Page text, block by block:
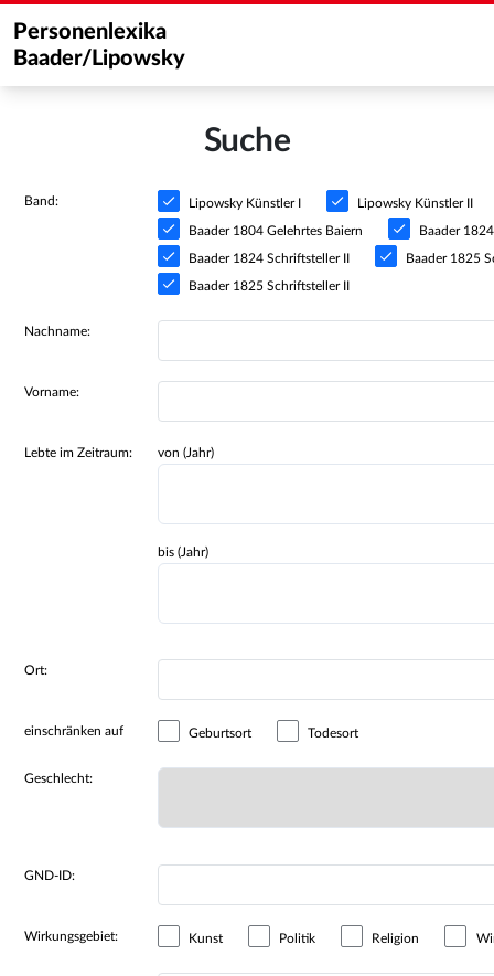
Personenlexika
Baader/Lipowsky
Suche
Band: Lipowsky Künstler I Lipowsky Künstler II
Baader 1804 Gelehrtes Baiern Baader
Baader 1824 Schriftsteller II Baader 1825
Baader 1825 Schriftsteller II
Nachname:
Vorname:
Lebte im Zeitraum: von (Jahr)
bis (Jahr)
Ort:
einschränken auf Geburtsort Todesort
Geschlecht:
GND-ID:
Wirkungsgebiet: Kunst Politik Religion